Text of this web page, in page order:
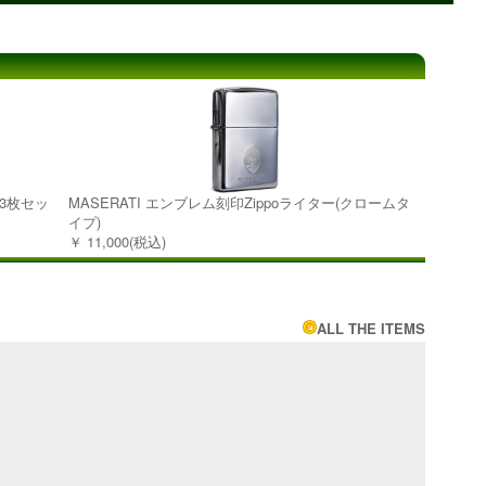
枚セッ
MASERATI エンブレム刻印Zippoライター(クロームタ
イプ)
￥ 11,000(税込)
ALL THE ITEMS